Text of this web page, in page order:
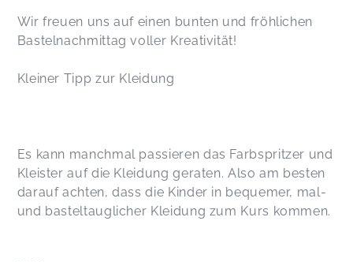
Wir freuen uns auf einen bunten und fröhlichen
Bastelnachmittag voller Kreativität!
Kleiner Tipp zur Kleidung
Es kann manchmal passieren das Farbspritzer und
Kleister auf die Kleidung geraten. Also am besten
darauf achten, dass die Kinder in bequemer, mal-
und basteltauglicher Kleidung zum Kurs kommen.